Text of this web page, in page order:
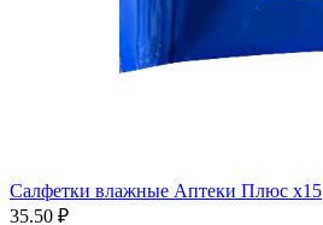
Салфетки влажные Аптеки Плюс x15
35.50 ₽